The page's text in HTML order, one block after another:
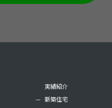
実績紹介
新築住宅